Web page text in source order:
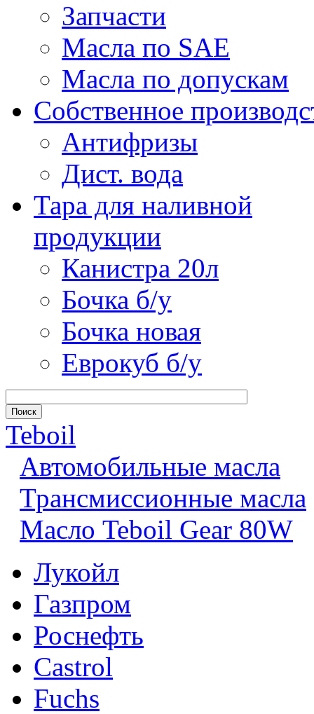
Запчасти
Масла по SAE
Масла по допускам
Собственное
Антифризы
Дист. вода
Тара для наливной
продукции
Канистра 20л
Бочка б/у
Бочка новая
Еврокуб б/у
Teboil
Автомобильные масла
Трансмиссионные масла
Масло Teboil Gear 80W
Лукойл
Газпром
Роснефть
Castrol
Fuchs